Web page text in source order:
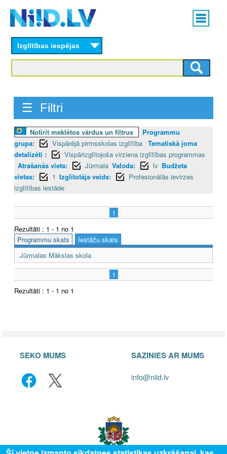
content
Main
menu
Izglītības iespējas
☰ Filtri
Notīrīt meklētos vārdus un filtrus
Programmu
grupa:
Vispārējā pirmsskolas izglītība Tematiskā joma
detalizēti :
Vispārizglītojoša virziena izglītības programmas
Atrašanās vieta:
Jūrmala Valoda: lv Budžeta
vietas:
1 Izglītotāja veids:
Profesionālās ievirzes
izglītības iestāde
1
Rezultāti : 1 - 1 no 1
Programmu skats
Iestāžu skats
Jūrmalas Mākslas skola
1
Rezultāti : 1 - 1 no 1
SEKO MUMS SAZINIES AR MUMS
info@niid.lv